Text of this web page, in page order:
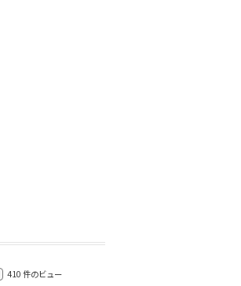
410 件のビュー